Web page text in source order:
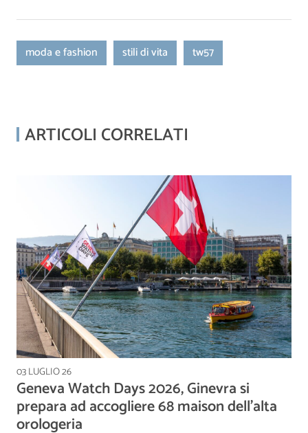
moda e fashion stili di vita tw57
ARTICOLI CORRELATI
03 LUGLIO 26
Geneva Watch Days 2026, Ginevra si
prepara ad accogliere 68 maison dell'alta
orologeria